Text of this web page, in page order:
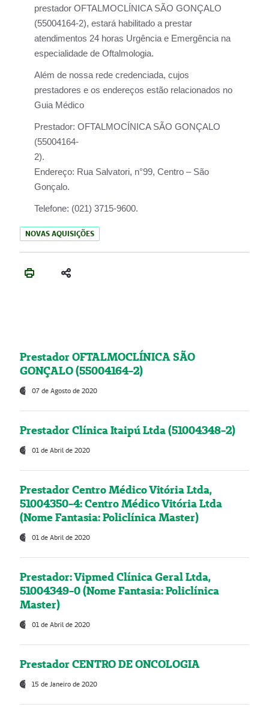
prestador OFTALMOCLÍNICA SÃO GONÇALO
(55004164-2), estará habilitado a prestar
atendimentos 24 horas Urgência e Emergência na
especialidade de Oftalmologia.
Além de nossa rede credenciada, cujos
prestadores e os endereços estão relacionados no
Guia Médico
Prestador: OFTALMOCÍNICA SÃO GONÇALO
(55004164-
2).
Endereço: Rua Salvatori, n°99, Centro – São
Gonçalo.
Telefone: (021) 3715-9600.
NOVAS AQUISIÇÕES
Prestador OFTALMOCLÍNICA SÃO
GONÇALO (55004164-2)
07 de Agosto de 2020
Prestador Clínica Itaipú Ltda (51004348-2)
01 de Abril de 2020
Prestador Centro Médico Vitória Ltda,
51004350-4: Centro Médico Vitória Ltda
(Nome Fantasia: Policlínica Master)
01 de Abril de 2020
Prestador: Vipmed Clínica Geral Ltda,
51004349-0 (Nome Fantasia: Policlínica
Master)
01 de Abril de 2020
Prestador CENTRO DE ONCOLOGIA
15 de Janeiro de 2020